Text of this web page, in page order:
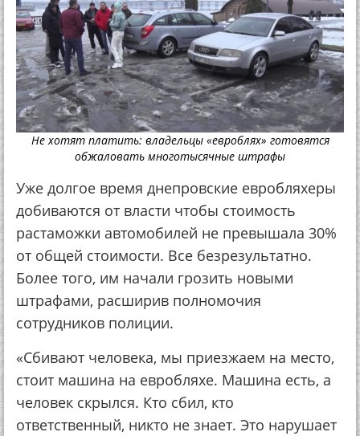
Не хотят платить: владельцы «евроблях» готовятся
обжаловать многотысячные штрафы
Уже долгое время днепровские евробляхеры
добиваются от власти чтобы стоимость
растаможки автомобилей не превышала 30%
от общей стоимости. Все безрезультатно.
Более того, им начали грозить новыми
штрафами, расширив полномочия
сотрудников полиции.
«Сбивают человека, мы приезжаем на место,
стоит машина на евробляхе. Машина есть, а
человек скрылся. Кто сбил, кто
ответственный, никто не знает. Это нарушает